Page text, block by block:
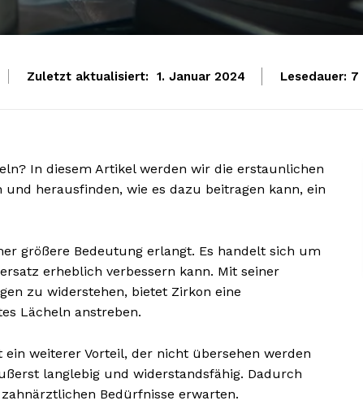
Zuletzt aktualisiert: 1. Januar 2024 Lesedauer: 7
In diesem Artikel werden wir die erstaunlichen
herausfinden, wie es dazu beitragen kann, ein
größere Bedeutung erlangt. Es handelt sich um
erheblich verbessern kann. Mit seiner
zu widerstehen, bietet Zirkon eine
Lächeln anstreben.
weiterer Vorteil, der nicht übersehen werden
langlebig und widerstandsfähig. Dadurch
Bedürfnisse erwarten.